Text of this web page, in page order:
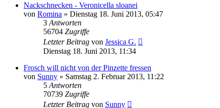
Nackschnecken - Veronicella sloanei
von Romina » Dienstag 18. Juni 2013, 05:47
3 Antworten
56704 Zugriffe
Letzter Beitrag von Jessica G.
Dienstag 18. Juni 2013, 11:34
Frosch will nicht von der Pinzette fressen
von Sunny » Samstag 2. Februar 2013, 11:22
5 Antworten
70739 Zugriffe
Letzter Beitrag von Sunny